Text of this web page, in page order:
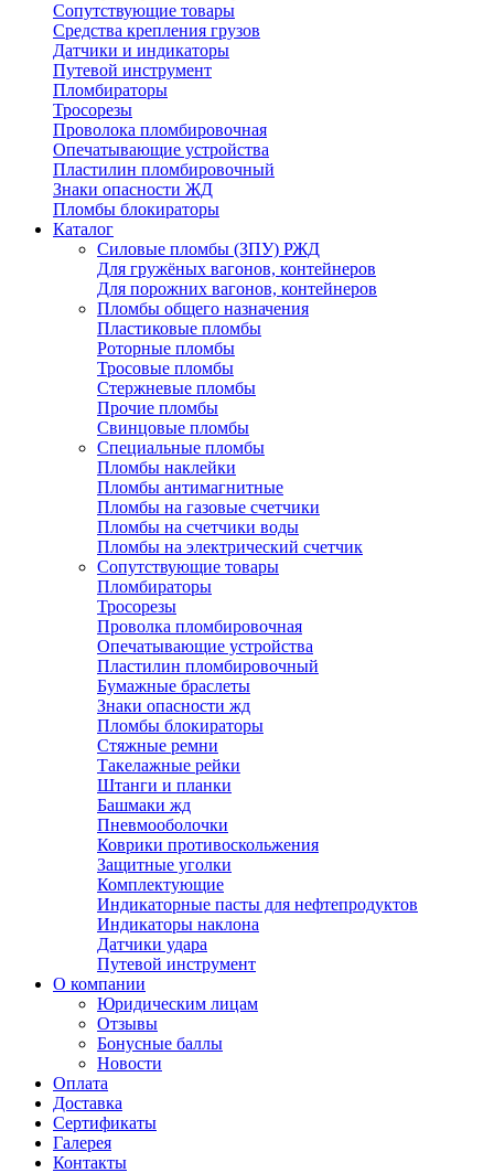
Сопутствующие товары
Средства крепления грузов
Датчики и индикаторы
Путевой инструмент
Пломбираторы
Тросорезы
Проволока пломбировочная
Опечатывающие устройства
Пластилин пломбировочный
Знаки опасности ЖД
Пломбы блокираторы
Каталог
Силовые пломбы (ЗПУ) РЖД
Для гружёных вагонов, контейнеров
Для порожних вагонов, контейнеров
Пломбы общего назначения
Пластиковые пломбы
Роторные пломбы
Тросовые пломбы
Стержневые пломбы
Прочие пломбы
Свинцовые пломбы
Специальные пломбы
Пломбы наклейки
Пломбы антимагнитные
Пломбы на газовые счетчики
Пломбы на счетчики воды
Пломбы на электрический счетчик
Сопутствующие товары
Пломбираторы
Тросорезы
Проволка пломбировочная
Опечатывающие устройства
Пластилин пломбировочный
Бумажные браслеты
Знаки опасности жд
Пломбы блокираторы
Стяжные ремни
Такелажные рейки
Штанги и планки
Башмаки жд
Пневмооболочки
Коврики противоскольжения
Защитные уголки
Комплектующие
Индикаторные пасты для нефтепродуктов
Индикаторы наклона
Датчики удара
Путевой инструмент
О компании
Юридическим лицам
Отзывы
Бонусные баллы
Новости
Оплата
Доставка
Сертификаты
Галерея
Контакты